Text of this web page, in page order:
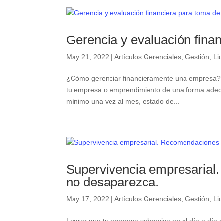
Gerencia y evaluación
May 21, 2022 |Artículos Gerenciales ,Gestión
¿Cómo gerenciar financieramente una
tu empresa o emprendimiento de una forma
mínimo una vez al mes, estado de...
Supervivencia
no desaparezca.
May 17, 2022 |Artículos Gerenciales ,Gestión